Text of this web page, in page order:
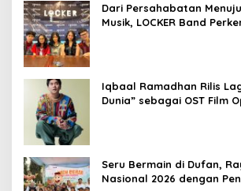
Dari Persahabatan
Musik, LOCKER Band
Iqbaal Ramadhan Rilis
Dunia” sebagai OST Film
Seru Bermain di Dufan,
Nasional 2026 dengan